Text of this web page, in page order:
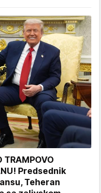
TRAMPOVO
Predsednik
Teheran